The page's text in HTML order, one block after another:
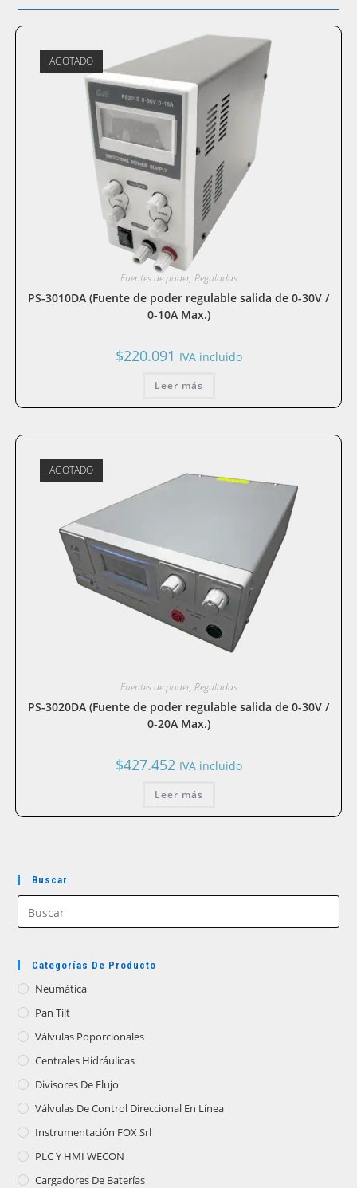
AGOTADO
Fuentes de poder, Reguladas
PS-3010DA (Fuente de poder regulable salida de 0-30V /
0-10A Max.)
$220.091 IVA incluido
Leer más
AGOTADO
Fuentes de poder, Reguladas
PS-3020DA (Fuente de poder regulable salida de 0-30V /
0-20A Max.)
$427.452 IVA incluido
Leer más
Buscar
Categorías De Producto
Neumática
Pan Tilt
Válvulas Poporcionales
Centrales Hidráulicas
Divisores De Flujo
Válvulas De Control Direccional En Línea
Instrumentación FOX Srl
PLC Y HMI WECON
Cargadores De Baterías